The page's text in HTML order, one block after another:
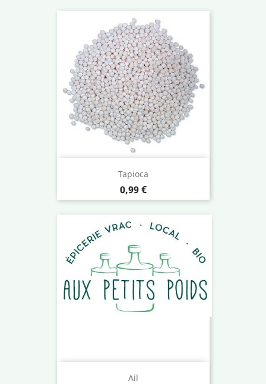
Tapioca
Prix
0,99 €
Ail